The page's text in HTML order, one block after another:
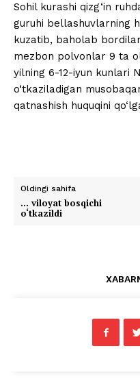
Sohil kurashi qizg‘in
guruhi bellashuvlarning
kuzatib, baholab
mezbon polvonlar 9 ta
yilning 6-12-iyun kunlari
o‘tkaziladigan
qatnashish huquqini
Oldingi sahifa
… viloyat bosqichi
o‘tkazildi